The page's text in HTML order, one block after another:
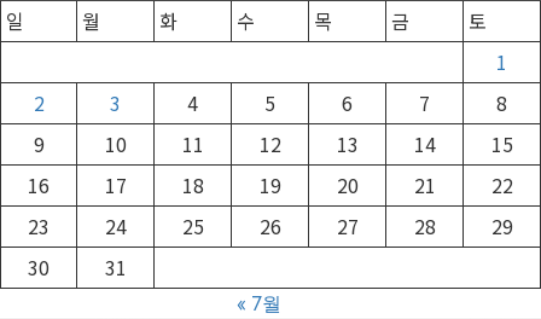
일
월 화 수 목 금
토
1
2
3 4 5 6 7
8
9
10 11 12 13 14
15
16
17 18 19 20 21
22
23
24 25 26 27 28
29
30
31
« 7월